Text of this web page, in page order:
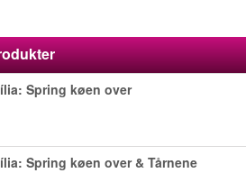
Spring køen over
Spring køen over & Tårnene